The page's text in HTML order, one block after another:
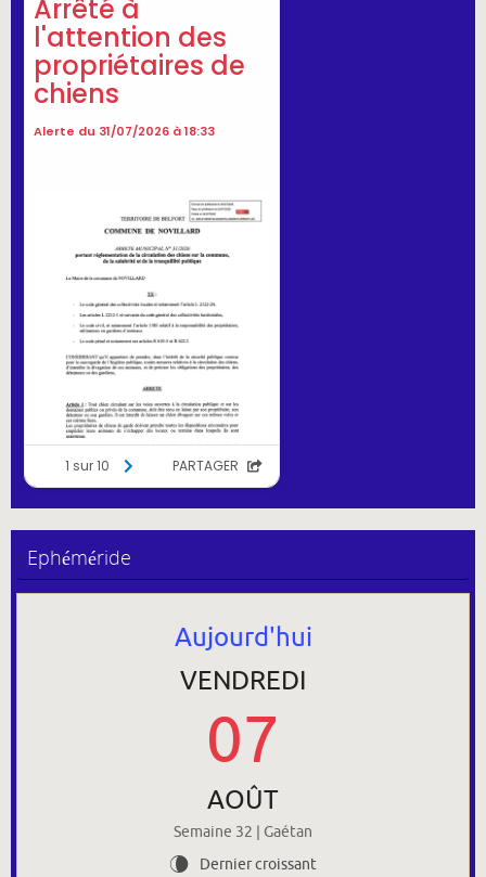
Ephéméride
Aujourd'hui
VENDREDI
07
AOÛT
Semaine 32 | Gaétan
V Dernier croissant